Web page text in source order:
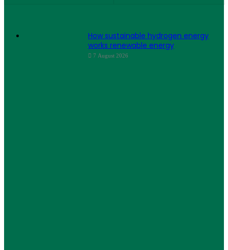
How sustainable hydrogen energy
works renewable energy
7 August 2026